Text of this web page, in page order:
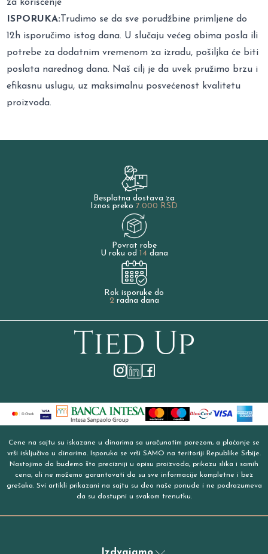
za korišćenje
ISPORUKA:Trudimo se da sve porudžbine primljene do
12h isporučimo istog dana. U slučaju većeg obima posla ili
potrebe za dodatnim vremenom za izradu, pošiljka će biti
poslata narednog dana. Naš cilj je da uvek pružimo brzu i
efikasnu uslugu, uz maksimalnu posvećenost kvalitetu
proizvoda.
Besplatna dostava za
Iznos preko 7.000 RSD
Povrat robe
U roku od 14dana
Rok isporuke do
2radna dana
Cene na sajtu su iskazane u dinarima sa uračunatim porezom, a plaćanje se
vrši isključivo u dinarima. Isporuka se vrši SAMO na teritoriji Republike Srbije.
Nastojimo da budemo što precizniji u opisu proizvoda, prikazu slika i samih
cena, ali ne možemo garantovati da su sve informacije kompletne i bez
grešaka. Svi artikli prikazani na sajtu su deo naše ponude i ne podrazumeva
da su dostupni u svakom trenutku.